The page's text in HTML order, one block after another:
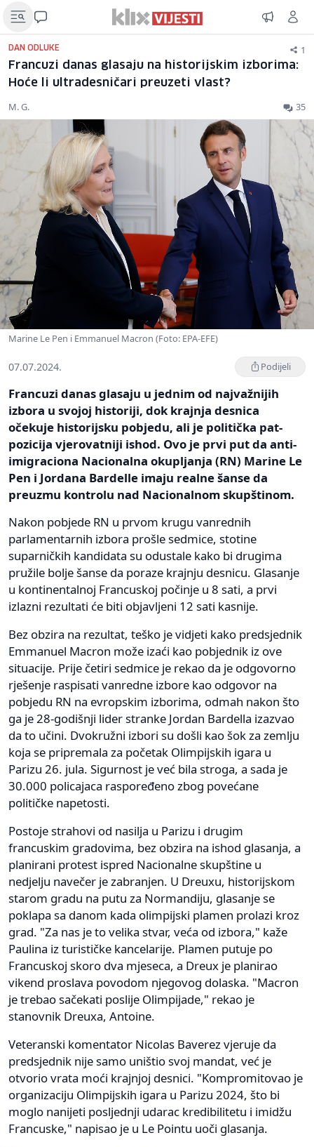
DAN ODLUKE 1
Francuzi danas glasaju na historijskim izborima:
Hoće li ultradesničari preuzeti vlast?
M. G. 35
Marine Le Pen i Emmanuel Macron (Foto: EPA-EFE)
07.07.2024. Podijeli
Francuzi danas glasaju u jednim od najvažnijih
izbora u svojoj historiji, dok krajnja desnica
očekuje historijsku pobjedu, ali je politička pat-
pozicija vjerovatniji ishod. Ovo je prvi put da anti-
imigraciona Nacionalna okupljanja (RN) Marine Le
Pen i Jordana Bardelle imaju realne šanse da
preuzmu kontrolu nad Nacionalnom skupštinom.
Nakon pobjede RN u prvom krugu vanrednih
parlamentarnih izbora prošle sedmice, stotine
suparničkih kandidata su odustale kako bi drugima
pružile bolje šanse da poraze krajnju desnicu. Glasanje
u kontinentalnoj Francuskoj počinje u 8 sati, a prvi
izlazni rezultati će biti objavljeni 12 sati kasnije.
Bez obzira na rezultat, teško je vidjeti kako predsjednik
Emmanuel Macron može izaći kao pobjednik iz ove
situacije. Prije četiri sedmice je rekao da je odgovorno
rješenje raspisati vanredne izbore kao odgovor na
pobjedu RN na evropskim izborima, odmah nakon što
ga je 28-godišnji lider stranke Jordan Bardella izazvao
da to učini. Dvokružni izbori su došli kao šok za zemlju
koja se pripremala za početak Olimpijskih igara u
Parizu 26. jula. Sigurnost je već bila stroga, a sada je
30.000 policajaca raspoređeno zbog povećane
političke napetosti.
Postoje strahovi od nasilja u Parizu i drugim
francuskim gradovima, bez obzira na ishod glasanja, a
planirani protest ispred Nacionalne skupštine u
nedjelju navečer je zabranjen. U Dreuxu, historijskom
starom gradu na putu za Normandiju, glasanje se
poklapa sa danom kada olimpijski plamen prolazi kroz
grad. "Za nas je to velika stvar, veća od izbora," kaže
Paulina iz turističke kancelarije. Plamen putuje po
Francuskoj skoro dva mjeseca, a Dreux je planirao
vikend proslava povodom njegovog dolaska. "Macron
je trebao sačekati poslije Olimpijade," rekao je
stanovnik Dreuxa, Antoine.
Veteranski komentator Nicolas Baverez vjeruje da
predsjednik nije samo uništio svoj mandat, već je
otvorio vrata moći krajnjoj desnici. "Kompromitovao je
organizaciju Olimpijskih igara u Parizu 2024, što bi
moglo nanijeti posljednji udarac kredibilitetu i imidžu
Francuske," napisao je u Le Pointu uoči glasanja.